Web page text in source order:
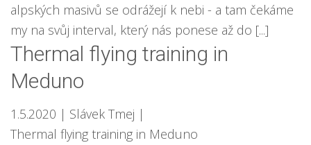
alpských masivů se odrážejí k nebi - a tam čekáme
my na svůj interval, který nás ponese až do [...]
Thermal flying training in
Meduno
1.5.2020 | Slávek Tmej |
Thermal flying training in Meduno